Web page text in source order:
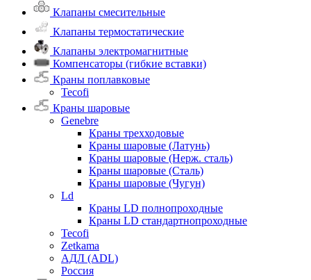
Клапаны смесительные
Клапаны термостатические
Клапаны электромагнитные
Компенсаторы (гибкие вставки)
Краны поплавковые
Tecofi
Краны шаровые
Genebre
Краны трехходовые
Краны шаровые (Латунь)
Краны шаровые (Нерж. сталь)
Краны шаровые (Сталь)
Краны шаровые (Чугун)
Ld
Краны LD полнопроходные
Краны LD стандартнопроходные
Tecofi
Zetkama
АДЛ (ADL)
Россия